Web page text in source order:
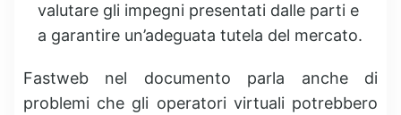
valutare gli impegni presentati dalle parti e
a garantire un’adeguata tutela del mercato.
Fastweb nel documento parla anche di
problemi che gli operatori virtuali potrebbero